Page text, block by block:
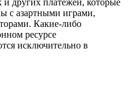
с азартными играми,
Какие-либо
ресурсе
исключительно в